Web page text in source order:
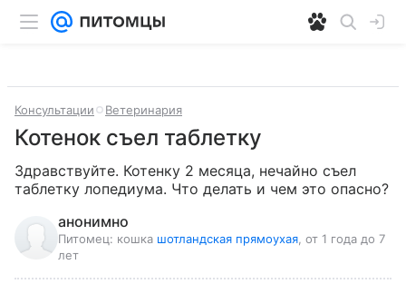
Консультации Ветеринария
Котенок съел таблетку
Здравствуйте. Котенку 2 месяца, нечайно съел
таблетку лопедиума. Что делать и чем это опасно?
анонимно
Питомец: кошка шотландская прямоухая , от 1 года до 7
лет